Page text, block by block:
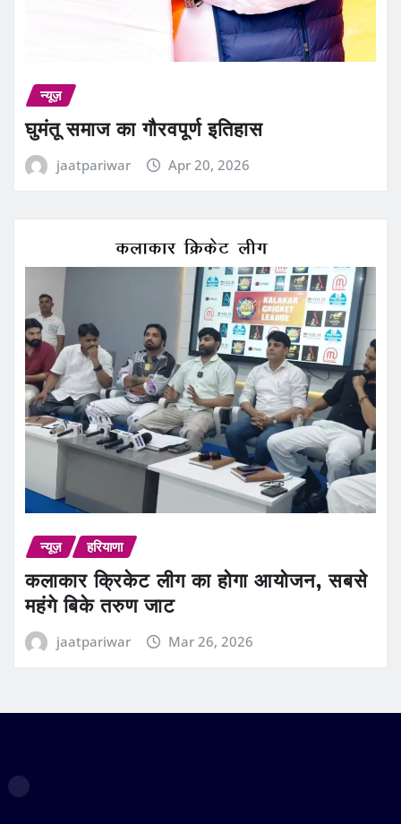
न्यूज़
घुमंतू समाज का गौरवपूर्ण इतिहास
jaatpariwar Apr 20, 2026
न्यूज़ हरियाणा
कलाकार क्रिकेट लीग का होगा आयोजन, सबसे
महंगे बिके तरुण जाट
jaatpariwar Mar 26, 2026